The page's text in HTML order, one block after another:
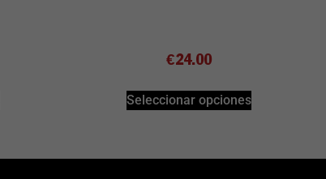
€24.00
Seleccionar opciones